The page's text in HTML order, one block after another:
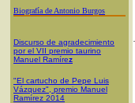
Biografía de Antonio Burgos
Discurso de agradecimiento
por el VII premio taurino
Manuel Ramírez
"El cartucho de Pepe Luis
Vázquez", premio Manuel
Ramírez 2014